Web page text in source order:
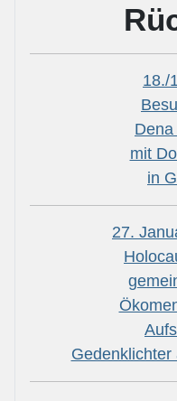
18./
mit
in
27.
Gedenklichter